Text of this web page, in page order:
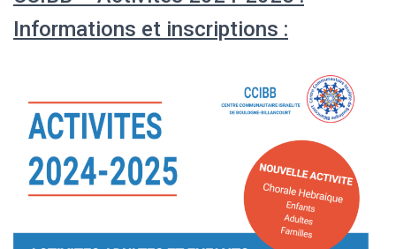
Informations et inscriptions :